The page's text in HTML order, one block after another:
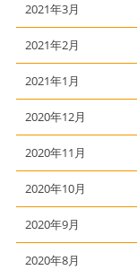
2021年3月
2021年2月
2021年1月
2020年12月
2020年11月
2020年10月
2020年9月
2020年8月